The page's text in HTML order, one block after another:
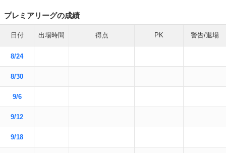
プレミアリーグの成績
日付 出場時間 得点 PK 警告/退場
8/24
8/30
9/6
9/12
9/18